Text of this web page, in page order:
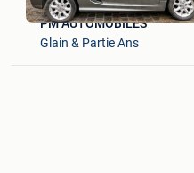
PM AUTOMOBILES
Glain & Partie Ans